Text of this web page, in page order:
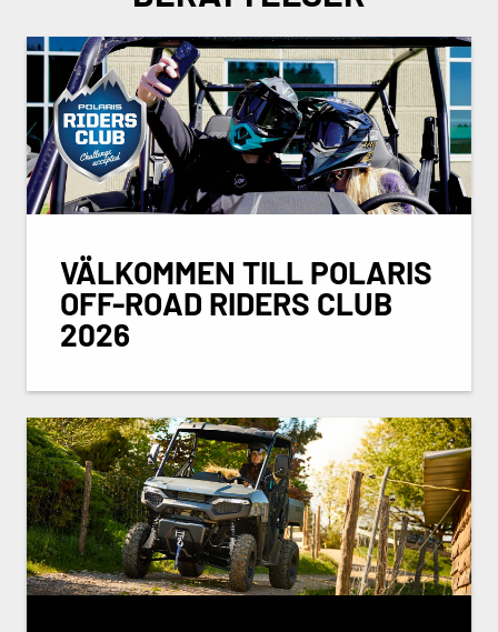
VÄLKOMMEN TILL POLARIS
OFF-ROAD RIDERS CLUB
2026